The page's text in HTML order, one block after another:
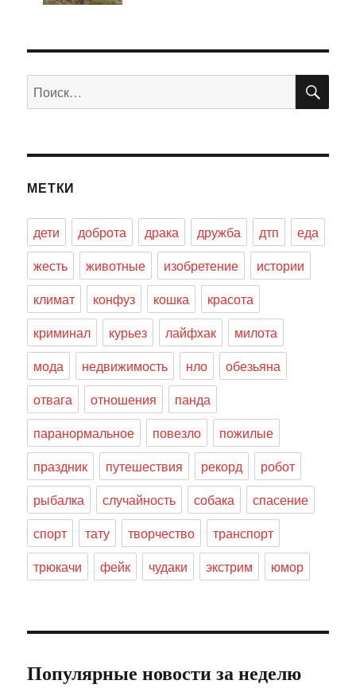
Искать:
МЕТКИ
дети доброта драка дружба дтп
еда
жесть
животные изобретение
истории
климат
конфуз кошка
красота
криминал
курьез лайфхак
милота
мода
недвижимость нло
обезьяна
отвага
отношения
панда
паранормальное
повезло
пожилые
праздник
путешествия рекорд
робот
рыбалка
случайность собака
спасение
спорт
тату творчество
транспорт
трюкачи
фейк чудаки экстрим юмор
Популярные новости за неделю